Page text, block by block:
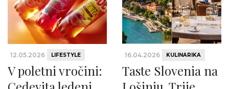
12.05.2026 LIFESTYLE
V poletni vročini:
16.04.2026 KULINARIKA
Taste Slovenia na